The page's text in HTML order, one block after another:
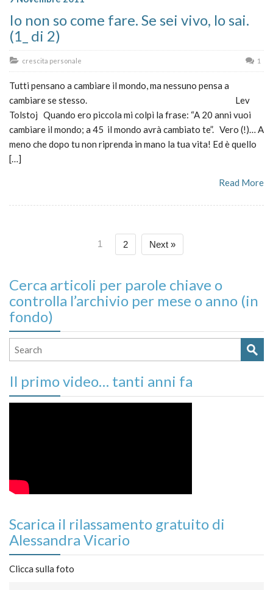
Io non so come fare. Se sei vivo, lo sai.
(1_ di 2)
crescita personale 1
Tutti pensano a cambiare il mondo, ma nessuno pensa a
cambiare se stesso. Lev
Tolstoj Quando ero piccola mi colpì la frase: “A 20 anni vuoi
cambiare il mondo; a 45 il mondo avrà cambiato te”. Vero (!)… A
meno che dopo tu non riprenda in mano la tua vita! Ed è quello
[…]
Read More
1 2 Next »
Cerca articoli per parole chiave o
controlla l’archivio per mese o anno (in
fondo)
Il primo video… tanti anni fa
Scarica il rilassamento gratuito di
Alessandra Vicario
Clicca sulla foto